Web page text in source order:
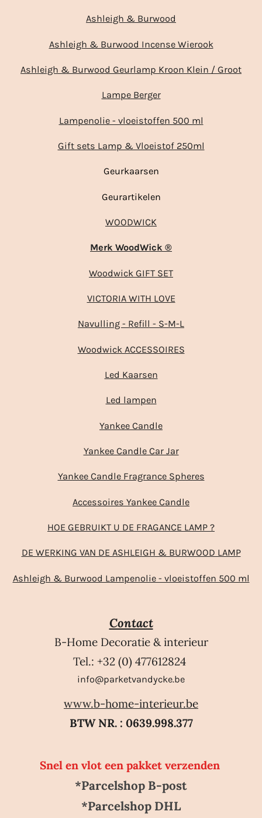
Ashleigh & Burwood
Ashleigh & Burwood Incense Wierook
Ashleigh & Burwood Geurlamp Kroon Klein / Groot
Lampe Berger
Lampenolie - vloeistoffen 500 ml
Gift sets Lamp & Vloeistof 250ml
Geurkaarsen
Geurartikelen
WOODWICK
Merk WoodWick ®
Woodwick GIFT SET
VICTORIA WITH LOVE
Navulling - Refill - S-M-L
Woodwick ACCESSOIRES
Led Kaarsen
Led lampen
Yankee Candle
Yankee Candle Car Jar
Yankee Candle Fragrance Spheres
Accessoires Yankee Candle
HOE GEBRUIKT U DE FRAGANCE LAMP ?
DE WERKING VAN DE ASHLEIGH & BURWOOD LAMP
Ashleigh & Burwood Lampenolie - vloeistoffen 500 ml
Contact
B-Home Decoratie & interieur
Tel.: +32 (0) 477612824
info@parketvandycke.be
www.b-home-interieur.be
BTW NR. : 0639.998.377
Snel en vlot een pakket verzenden
*Parcelshop B-post
*Parcelshop DHL